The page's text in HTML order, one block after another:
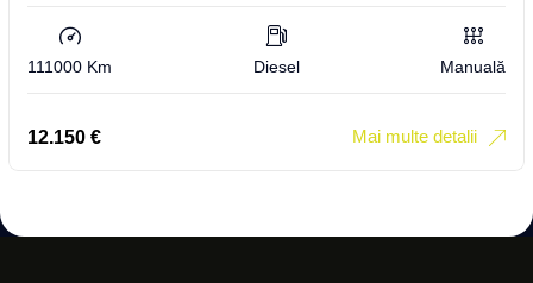
111000 Km Diesel Manuală
12.150 € Mai multe detalii